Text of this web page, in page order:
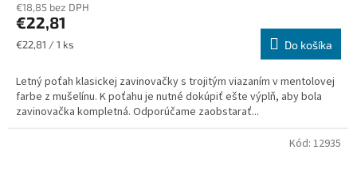
€18,85 bez DPH
€22,81
Jednotková
€22,81 / 1 ks Do košíka
Letný poťah klasickej zavinovačky s trojitým viazaním v mentolovej
farbe z mušelínu. K poťahu je nutné dokúpiť ešte výplň, aby bola
zavinovačka kompletná. Odporúčame zaobstarať...
Kód: 12935